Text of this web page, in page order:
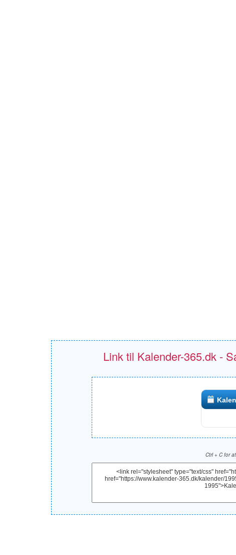
Link til Kalender-365.dk -
Ctrl + C for